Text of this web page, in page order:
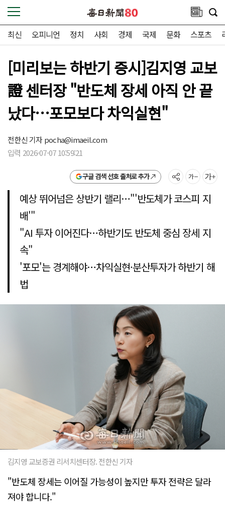
최신 오피니언 정치 사회 경제 국제 문화 스포츠
[미리보는 하반기 증시]김지영 교보
證 센터장 "반도체 장세 아직 안 끝
났다…포모보다 차익실현"
전한신 기자pocha@imaeil.com
입력 2026-07-07 10:59:21
구글 검색 선호 출처로 추가
예상 뛰어넘은 상반기 랠리…"'반도체가 코스피 지
배'"
"AI 투자 이어진다…하반기도 반도체 중심 장세 지
속"
'포모'는 경계해야…차익실현·분산투자가 하반기 해
법
김지영 교보증권 리서치센터장. 전한신 기자
"반도체 장세는 이어질 가능성이 높지만 투자 전략은 달라
져야 합니다."